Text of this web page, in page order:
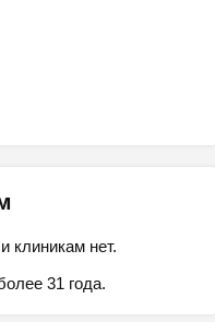
клиникам нет.
31 года.